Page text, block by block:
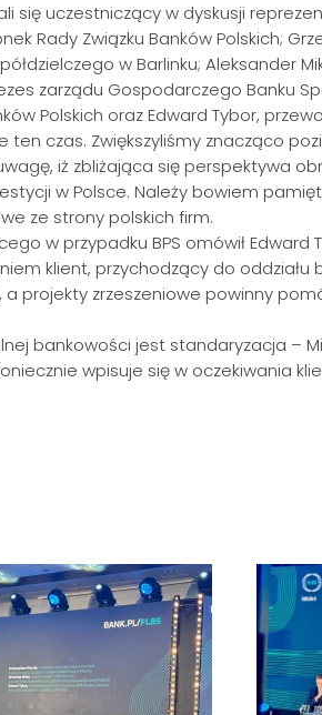
uczestniczący w dyskusji
Rady Związku Banków Polskich;
w Barlinku; Aleksander
zarządu Gospodarczego Banku
Polskich oraz Edward Tybor,
ten czas. Zwiększyliśmy znacząco
iż zbliżająca się perspektywa
w Polsce. Należy bowiem
ze strony polskich firm.
w przypadku BPS omówił
klient, przychodzący do
projekty zrzeszeniowe powinny
bankowości jest standaryzacja –
wpisuje się w oczekiwania